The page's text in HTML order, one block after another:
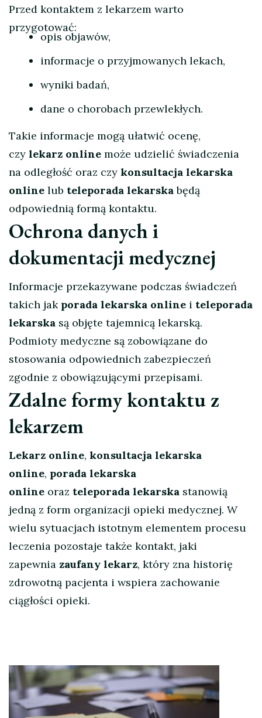
Przed kontaktem z lekarzem warto
przygotować:
opis objawów,
informacje o przyjmowanych lekach,
wyniki badań,
dane o chorobach przewlekłych.
Takie informacje mogą ułatwić ocenę,
czy lekarz online może udzielić świadczenia
na odległość oraz czy konsultacja lekarska
online lub teleporada lekarskabędą
odpowiednią formą kontaktu.
Ochrona danych i
dokumentacji medycznej
Informacje przekazywane podczas świadczeń
takich jak porada lekarska online i teleporada
lekarska są objęte tajemnicą lekarską.
Podmioty medyczne są zobowiązane do
stosowania odpowiednich zabezpieczeń
zgodnie z obowiązującymi przepisami.
Zdalne formy kontaktu z
lekarzem
Lekarz online, konsultacja lekarska
online, porada lekarska
online oraz teleporada lekarska stanowią
jedną z form organizacji opieki medycznej. W
wielu sytuacjach istotnym elementem procesu
leczenia pozostaje także kontakt, jaki
zapewnia zaufany lekarz, który zna historię
zdrowotną pacjenta i wspiera zachowanie
ciągłości opieki.
Nawigacja
wpisu